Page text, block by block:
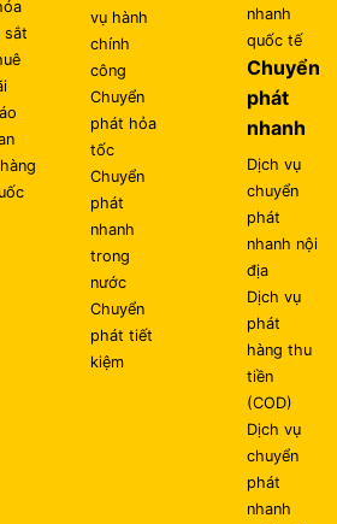
sắt
vụ hành
chính
công
Chuyển
phát hỏa
tốc
Chuyển
phát
nhanh
trong
nước
Chuyển
phát tiết
kiệm
nhanh
quốc tế
Chuyển
phát
nhanh
Dịch vụ
chuyển
phát
nhanh nội
địa
Dịch vụ
phát
hàng thu
tiền
(COD)
Dịch vụ
chuyển
phát
nhanh